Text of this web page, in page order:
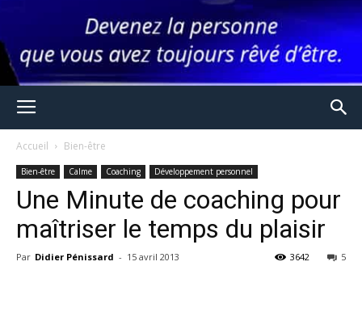
Accueil Bien-être
Bien-être Calme Coaching Développement personnel
Une Minute de coaching pour
maîtriser le temps du plaisir
Par Didier Pénissard - 15 avril 2013 5
3642